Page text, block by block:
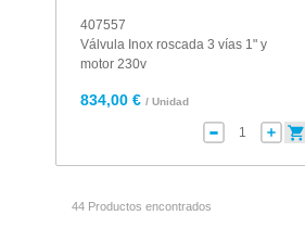
407557
Válvula Inox roscada 3 vías 1" y
motor 230v
834,00 € / Unidad
44 Productos encontrados